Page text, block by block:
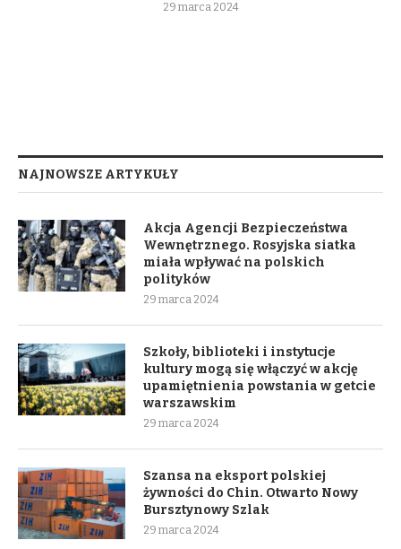
29 marca 2024
NAJNOWSZE ARTYKUŁY
Akcja Agencji Bezpieczeństwa
Wewnętrznego. Rosyjska siatka
miała wpływać na polskich
polityków
29 marca 2024
Szkoły, biblioteki i instytucje
kultury mogą się włączyć w akcję
upamiętnienia powstania w getcie
warszawskim
29 marca 2024
Szansa na eksport polskiej
żywności do Chin. Otwarto Nowy
Bursztynowy Szlak
29 marca 2024